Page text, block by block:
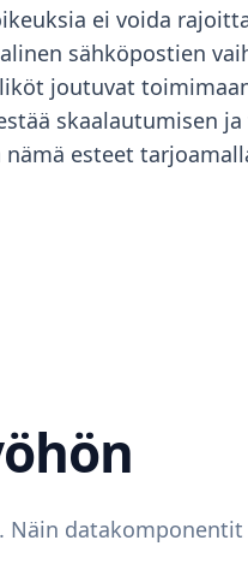
ei voida
sähköpostien
joutuvat
skaalautumisen
esteet